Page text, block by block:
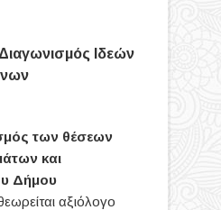
Ιδεών
των θέσεων
και
Δήμου
αξιόλογο